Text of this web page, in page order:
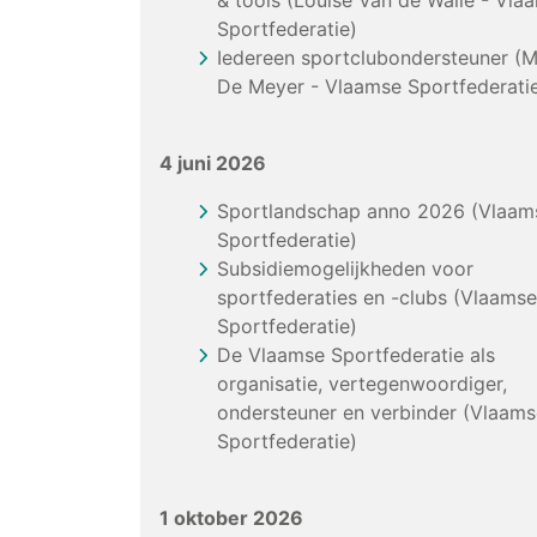
Sportfederatie)
Iedereen sportclubondersteuner
De Meyer - Vlaamse
4 juni 2026
Sportlandschap anno 2026
Sportfederatie)
Subsidiemogelijkheden voor
sportfederaties en -clubs (Vlaamse
Sportfederatie)
De Vlaamse Sportfederatie als
organisatie, vertegenwoordiger,
ondersteuner en verbinder
Sportfederatie)
1 oktober 2026